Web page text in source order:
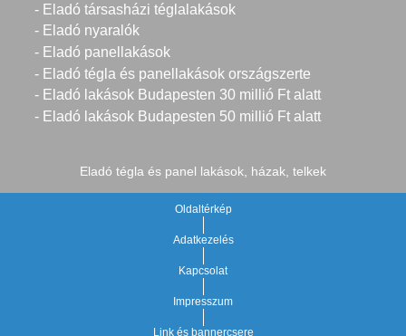
- Eladó társasházi téglalakások
- Eladó nyaralók
- Eladó panellakások
- Eladó tégla és panellakások országszerte
- Eladó lakások Budapesten 30 millió Ft alatt
- Eladó lakások Budapesten 50 millió Ft alatt
Eladó tégla és panel lakások, házak, telkek
Oldaltérkép
Adatkezelés
Kapcsolat
Impresszum
Link és bannercsere